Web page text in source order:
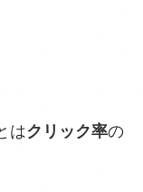
はクリック率の